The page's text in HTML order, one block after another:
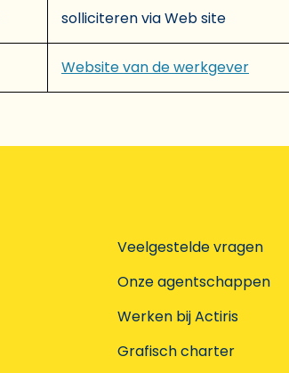
solliciteren via Web site
Website van de werkgever
Veelgestelde vragen
Onze agentschappen
Werken bij Actiris
Grafisch charter